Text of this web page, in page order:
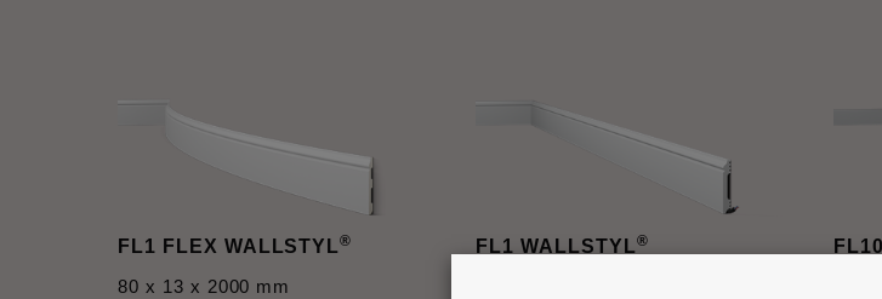
FL1 FLEX WALLSTYL®
80 x 13 x 2000 mm
FL1 WALLSTYL®